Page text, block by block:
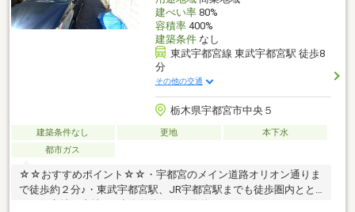
建ぺい率80%
容積率400%
建築条件なし
東武宇都宮線 東武宇都宮駅 徒歩8
分
その他の交通
栃木県宇都宮市中央５
建築条件なし 更地
本下水
都市ガス
☆☆おすすめポイント☆☆・宇都宮のメイン道路オリオン通りま
で徒歩約２分♪・東武宇都宮駅、JR宇都宮駅までも徒歩圏内とと